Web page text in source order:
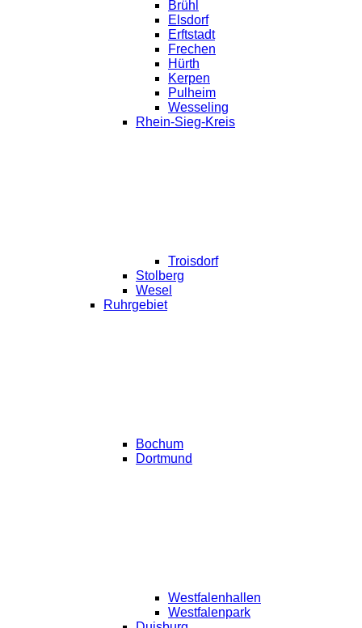
Brühl
Elsdorf
Erftstadt
Frechen
Hürth
Kerpen
Pulheim
Wesseling
Rhein-Sieg-Kreis
Troisdorf
Stolberg
Wesel
Ruhrgebiet
Bochum
Dortmund
Westfalenhallen
Westfalenpark